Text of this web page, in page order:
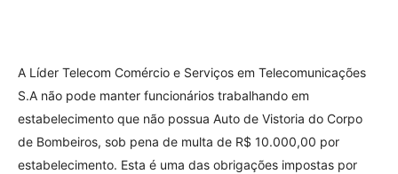
A Líder Telecom Comércio e Serviços em Telecomunicações
S.A não pode manter funcionários trabalhando em
estabelecimento que não possua Auto de Vistoria do Corpo
de Bombeiros, sob pena de multa de R$ 10.000,00 por
estabelecimento. Esta é uma das obrigações impostas por